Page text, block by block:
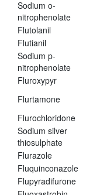
Sodium o-
nitrophenolate
Flutolanil
Flutianil
Sodium p-
nitrophenolate
Fluroxypyr
Flurtamone
Flurochloridone
Sodium silver
thiosulphate
Flurazole
Fluquinconazole
Flupyradifurone